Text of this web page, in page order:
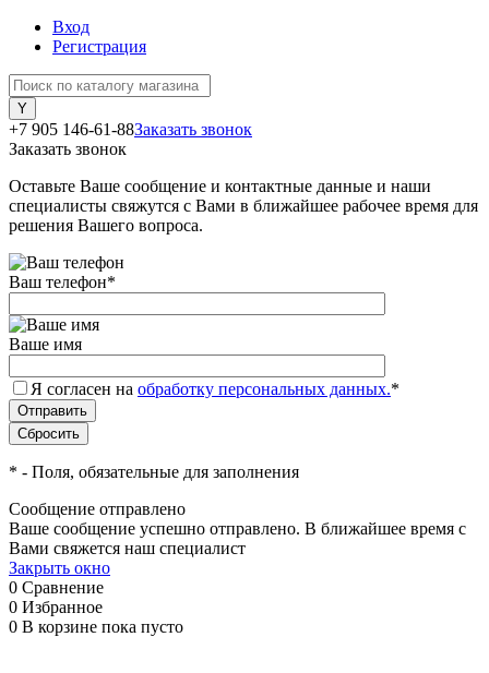
Вход
Регистрация
+7 905 146-61-88Заказать звонок
Заказать звонок
Оставьте Ваше сообщение и контактные данные и наши
специалисты свяжутся с Вами в ближайшее рабочее время для
решения Вашего вопроса.
Ваш телефон*
Ваше имя
Я согласен на обработку персональных данных.*
* - Поля, обязательные для заполнения
Сообщение отправлено
Ваше сообщение успешно отправлено. В ближайшее время с
Вами свяжется наш специалист
Закрыть окно
0 Сравнение
0 Избранное
0 В корзине пока пусто